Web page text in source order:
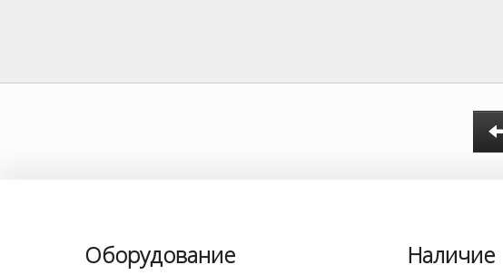
Оборудование Наличие